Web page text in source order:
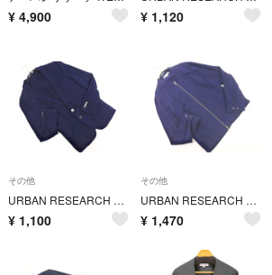
¥ 4,900 ¥ 1,120
その他
URBAN RESEARCH アーバンリサーチ ジャケット sizeS/紺 ■◇ メンズ
¥ 1,100
その他
URBAN RESEARCH アーバンリサーチ リネン混 ジップアップ ジャケット sizeM/紺 ■◇ メンズ
¥ 1,470